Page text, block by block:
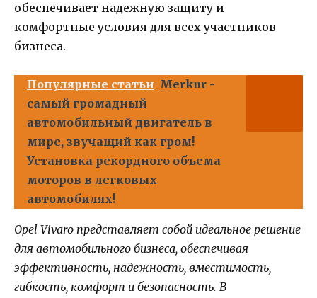
обеспечивает надежную защиту и
комфортные условия для всех участников
бизнеса.
Популярные статьи Merkur -
самый громадный
автомобильный двигатель в
мире, звучащий как гром!
Установка рекордного объема
моторов в легковых
автомобилях!
Opel Vivaro представляет собой идеальное решение
для автомобильного бизнеса, обеспечивая
эффективность, надежность, вместимость,
гибкость, комфорт и безопасность. В